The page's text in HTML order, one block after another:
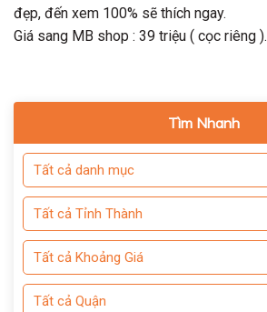
đẹp, đến xem 100% sẽ thích ngay.
Giá sang MB shop : 39 triệu ( cọc riêng ).
Tìm Nhanh